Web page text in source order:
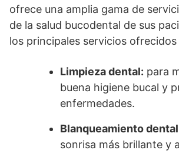
ofrece una amplia gama de
de la salud bucodental de sus
los principales servicios
Limpieza dental: para
buena higiene bucal y
enfermedades.
Blanqueamiento
sonrisa más brillante y